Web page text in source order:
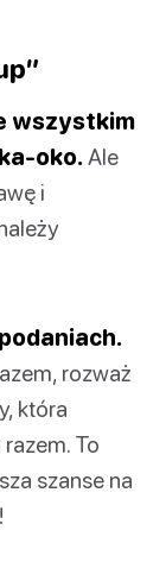
wszystkim
oko. Ale
i
rozważ
która
To
szanse na